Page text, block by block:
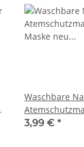
Waschbare
Maske neu 3
3,99 € *